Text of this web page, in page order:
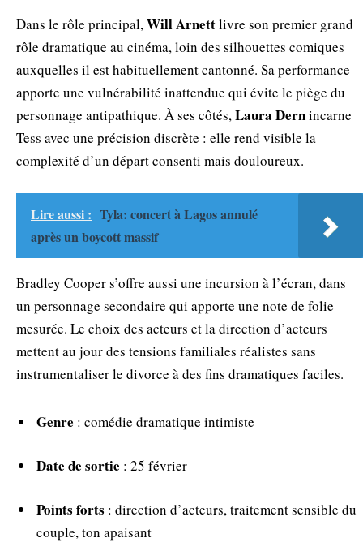
Dans le rôle principal,Will Arnettlivre son premier grand
rôle dramatique au cinéma, loin des silhouettes comiques
auxquelles il est habituellement cantonné. Sa performance
apporte une vulnérabilité inattendue qui évite le piège du
personnage antipathique. À ses côtés,Laura Dernincarne
Tess avec une précision discrète : elle rend visible la
complexité d’un départ consenti mais douloureux.
Lire aussi : Tyla: concert à Lagos annulé
après un boycott massif
Bradley Cooper s’offre aussi une incursion à l’écran, dans
un personnage secondaire qui apporte une note de folie
mesurée. Le choix des acteurs et la direction d’acteurs
mettent au jour des tensions familiales réalistes sans
instrumentaliser le divorce à des fins dramatiques faciles.
Genre : comédie dramatique intimiste
Date de sortie : 25 février
Points forts : direction d’acteurs, traitement sensible du
couple, ton apaisant